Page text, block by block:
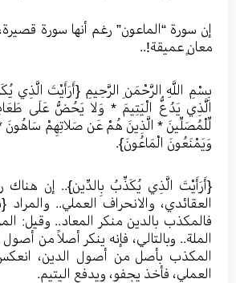
إن سورة “الماعون” رغم أنها سورة
معانٍ عميقة!..
بِسْمِ اللَّهِ الرَّحْمَنِ الرَّحِيمِ {أَرَأَيْتَ الَّذِي
الَّذِي يَدُعُّ الْيَتِيمَ * وَلا يَحُضُّ عَلَى
لِّلْمُصَلِّينَ * الَّذِينَ هُمْ عَن صَلاتِهِمْ سَاهُونَ
وَيَمْنَعُونَ الْمَاعُونَ}.
{أَرَأَيْتَ الَّذِي يُكَذِّبُ بِالدِّينِ}.. إن هناك
العقائدي، والانحراف العملي.. والمراد
فالمكذب بالدين منكر المعاد.. وقيل:
الملة.. وبالتالي، فإنه ينكر أصلاً من
المكذب بأصل من أصول الدين،
العملي، فأخذ يجفو، ويدفع اليتيم.